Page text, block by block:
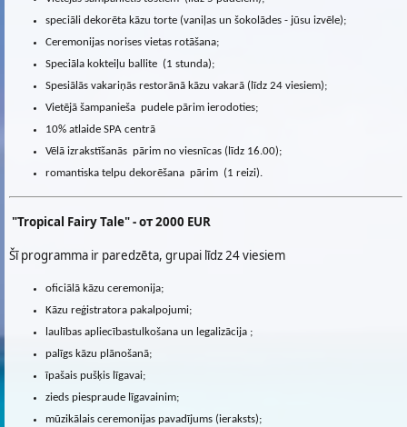
speciāli dekorēta kāzu torte (vaniļas un šokolādes - jūsu izvēle);
Ceremonijas norises vietas rotāšana;
Speciāla kokteiļu ballite (1 stunda);
Spesiālās vakariņās restorānā kāzu vakarā (līdz 24 viesiem);
Vietējā šampanieša pudele pārim ierodoties;
10% atlaide SPA centrā
Vēlā izrakstīšanās pārim no viesnīcas (līdz 16.00);
romantiska telpu dekorēšana pārim (1 reizi).
"Tropical Fairy Tale" - от 2000 EUR
Šī programma ir paredzēta, grupai līdz 24 viesiem
oficiālā kāzu ceremonija;
Kāzu reģistratora pakalpojumi;
laulības apliecībastulkošana un legalizācija ;
palīgs kāzu plānošanā;
īpašais pušķis līgavai;
zieds piespraude līgavainim;
mūzikālais ceremonijas pavadījums (ieraksts);